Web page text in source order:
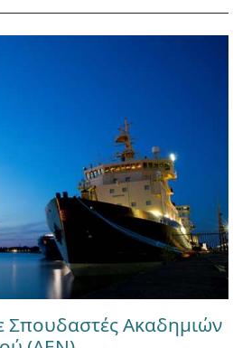
Σπουδαστές Ακαδημιών